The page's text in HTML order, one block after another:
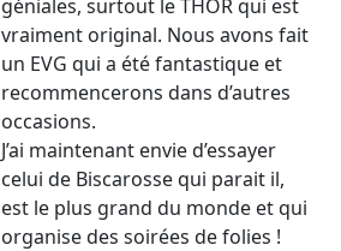
géniales, surtout le THOR qui est
vraiment original. Nous avons fait
un EVG qui a été fantastique et
recommencerons dans d’autres
occasions.
J’ai maintenant envie d’essayer
celui de Biscarosse qui parait il,
est le plus grand du monde et qui
organise des soirées de folies !